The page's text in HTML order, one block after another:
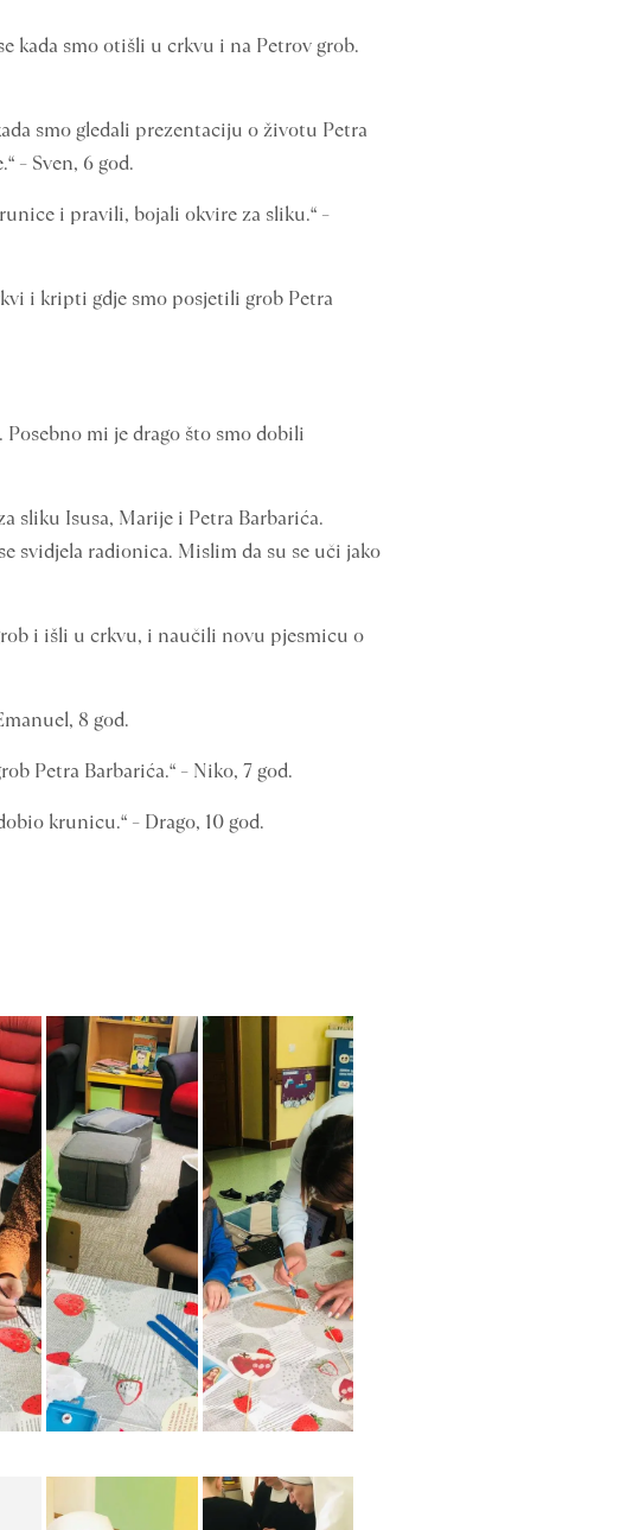
kada smo otišli u crkvu i na Petrov grob.
smo gledali prezentaciju o životu Petra
– Sven, 6 god.
i pravili, bojali okvire za sliku.“ –
i kripti gdje smo posjetili grob Petra
mi je drago što smo dobili
sliku Isusa, Marije i Petra Barbarića.
svidjela radionica. Mislim da su se uči jako
i išli u crkvu, i naučili novu pjesmicu o
8 god.
Petra Barbarića.“ – Niko, 7 god.
krunicu.“ – Drago, 10 god.